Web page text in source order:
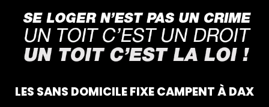
LES SANS DOMICILE FIXE CAMPENT À DAX